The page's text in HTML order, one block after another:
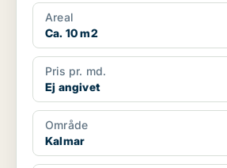
Areal
Ca. 10 m2
Pris pr. md.
Ej angivet
Område
Kalmar